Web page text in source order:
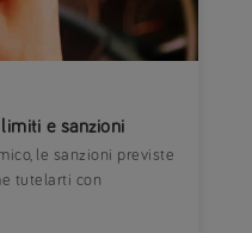
e sanzioni
le sanzioni previste
tutelarti con